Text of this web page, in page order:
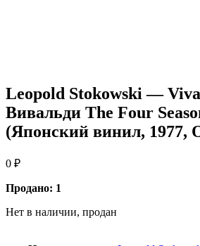
Leopold Stokowski —
Вивальди The Four
(Японский винил, 1977,
0 ₽
Продано: 1
Нет в наличии, продан